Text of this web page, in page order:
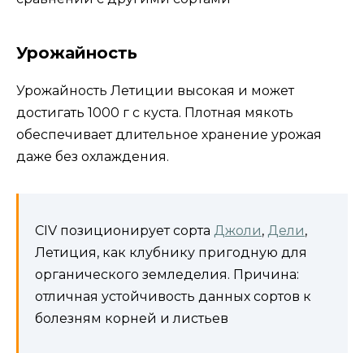
Урожайность
Урожайность Летиции высокая и может
достигать 1000 г с куста. Плотная мякоть
обеспечивает длительное хранение урожая
даже без охлаждения.
CIV позиционирует сорта Джоли, Дели,
Летиция, как клубнику пригодную для
органического земледелия. Причина:
отличная устойчивость данных сортов к
болезням корней и листьев